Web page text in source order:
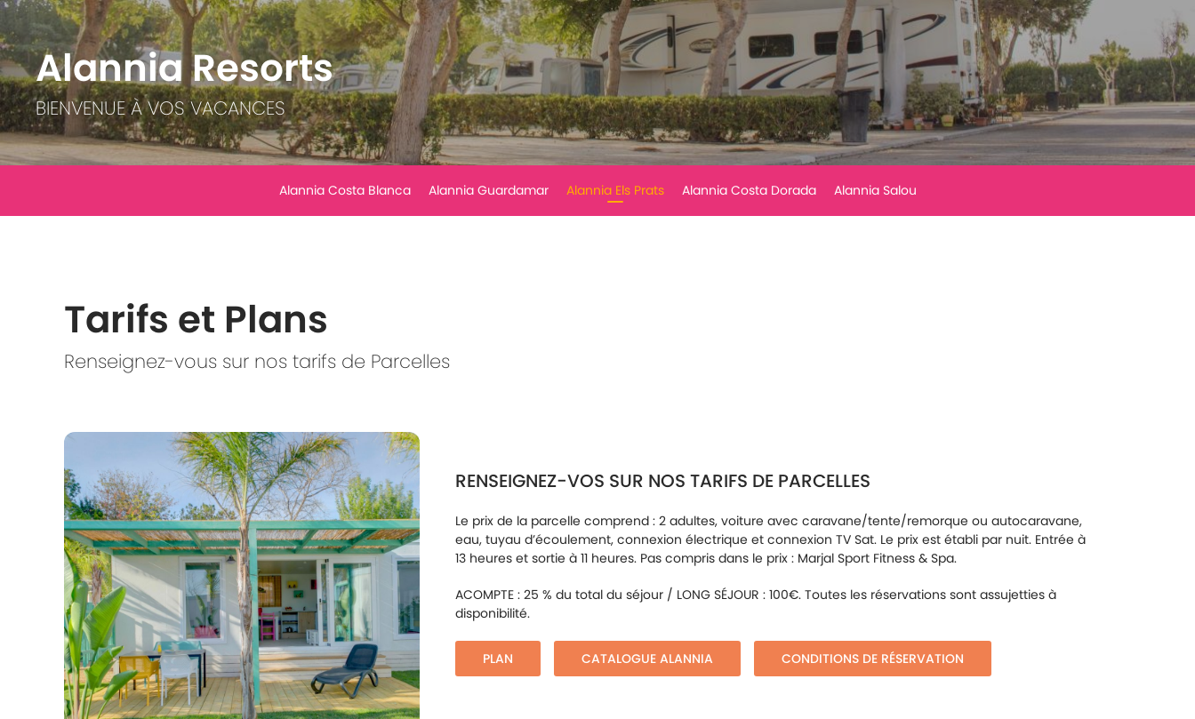
Alannia Resorts
BIENVENUE À VOS VACANCES
Alannia Costa Blanca Alannia Guardamar Alannia Els Prats Alannia Costa Dorada Alannia Salou
Tarifs et Plans
Renseignez-vous sur nos tarifs de Parcelles
RENSEIGNEZ-VOS SUR NOS TARIFS DE PARCELLES
Le prix de la parcelle comprend : 2 adultes, voiture avec caravane/tente/remorque ou autocaravane,
eau, tuyau d’écoulement, connexion électrique et connexion TV Sat. Le prix est établi par nuit. Entrée à
13 heures et sortie à 11 heures. Pas compris dans le prix : Marjal Sport Fitness & Spa.
ACOMPTE : 25 % du total du séjour / LONG SÉJOUR : 100€. Toutes les réservations sont assujetties à
disponibilité.
PLAN CATALOGUE ALANNIA CONDITIONS DE RÉSERVATION